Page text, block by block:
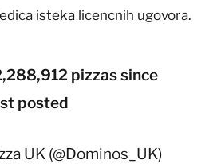
isteka licencnih ugovora.
pizzas since
posted
UK (@Dominos_UK)